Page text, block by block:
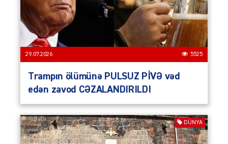
29.07.2026 5525
Trampın ölümünə PULSUZ PİVƏ vəd
edən zavod CƏZALANDIRILDI
DÜNYA